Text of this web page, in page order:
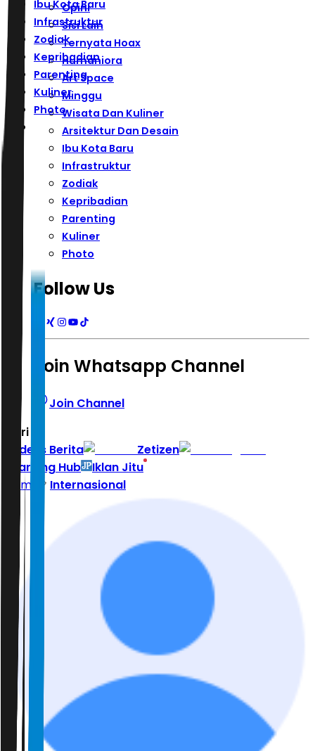
Ibu Kota Baru
Infrastruktur
Zodiak
Kepribadian
Parenting
Kuliner
Photo
Opini
Sisi Lain
Ternyata Hoax
Humaniora
Art Space
Minggu
Wisata Dan Kuliner
Arsitektur Dan Desain
Ibu Kota Baru
Infrastruktur
Zodiak
Kepribadian
Parenting
Kuliner
Photo
Follow Us
Join Whatsapp Channel
Join Channel
Hari ini
Indeks Berita
Zetizen
Learning Hub
Iklan Jitu
Home
Internasional